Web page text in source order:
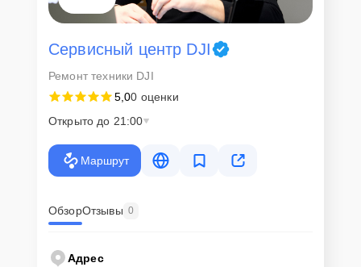
Сервисный центр DJI
Ремонт техники DJI
5,00 оценки
Открыто до 21:00
Маршрут
ОбзорОтзывы 0
Адрес